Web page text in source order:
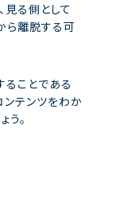
る側として
ら離脱する可
ことである
テンツをわか
う。